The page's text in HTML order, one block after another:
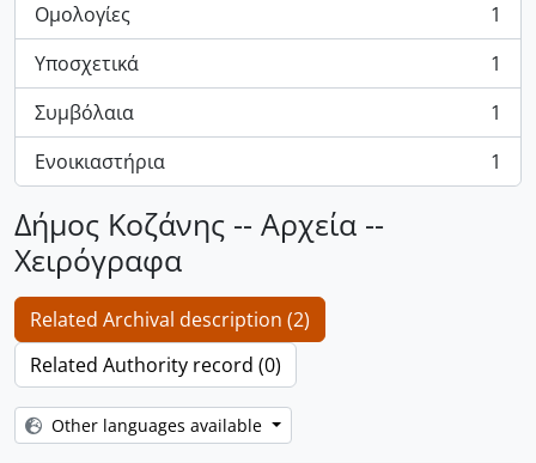
Ομολογίες
, 1 results
1
Υποσχετικά
, 1 results
1
Συμβόλαια
, 1 results
1
Ενοικιαστήρια
, 1 results 1
Δήμος Κοζάνης -- Αρχεία --
Χειρόγραφα
Related Archival description (2)
Related Authority record (0)
Other languages available